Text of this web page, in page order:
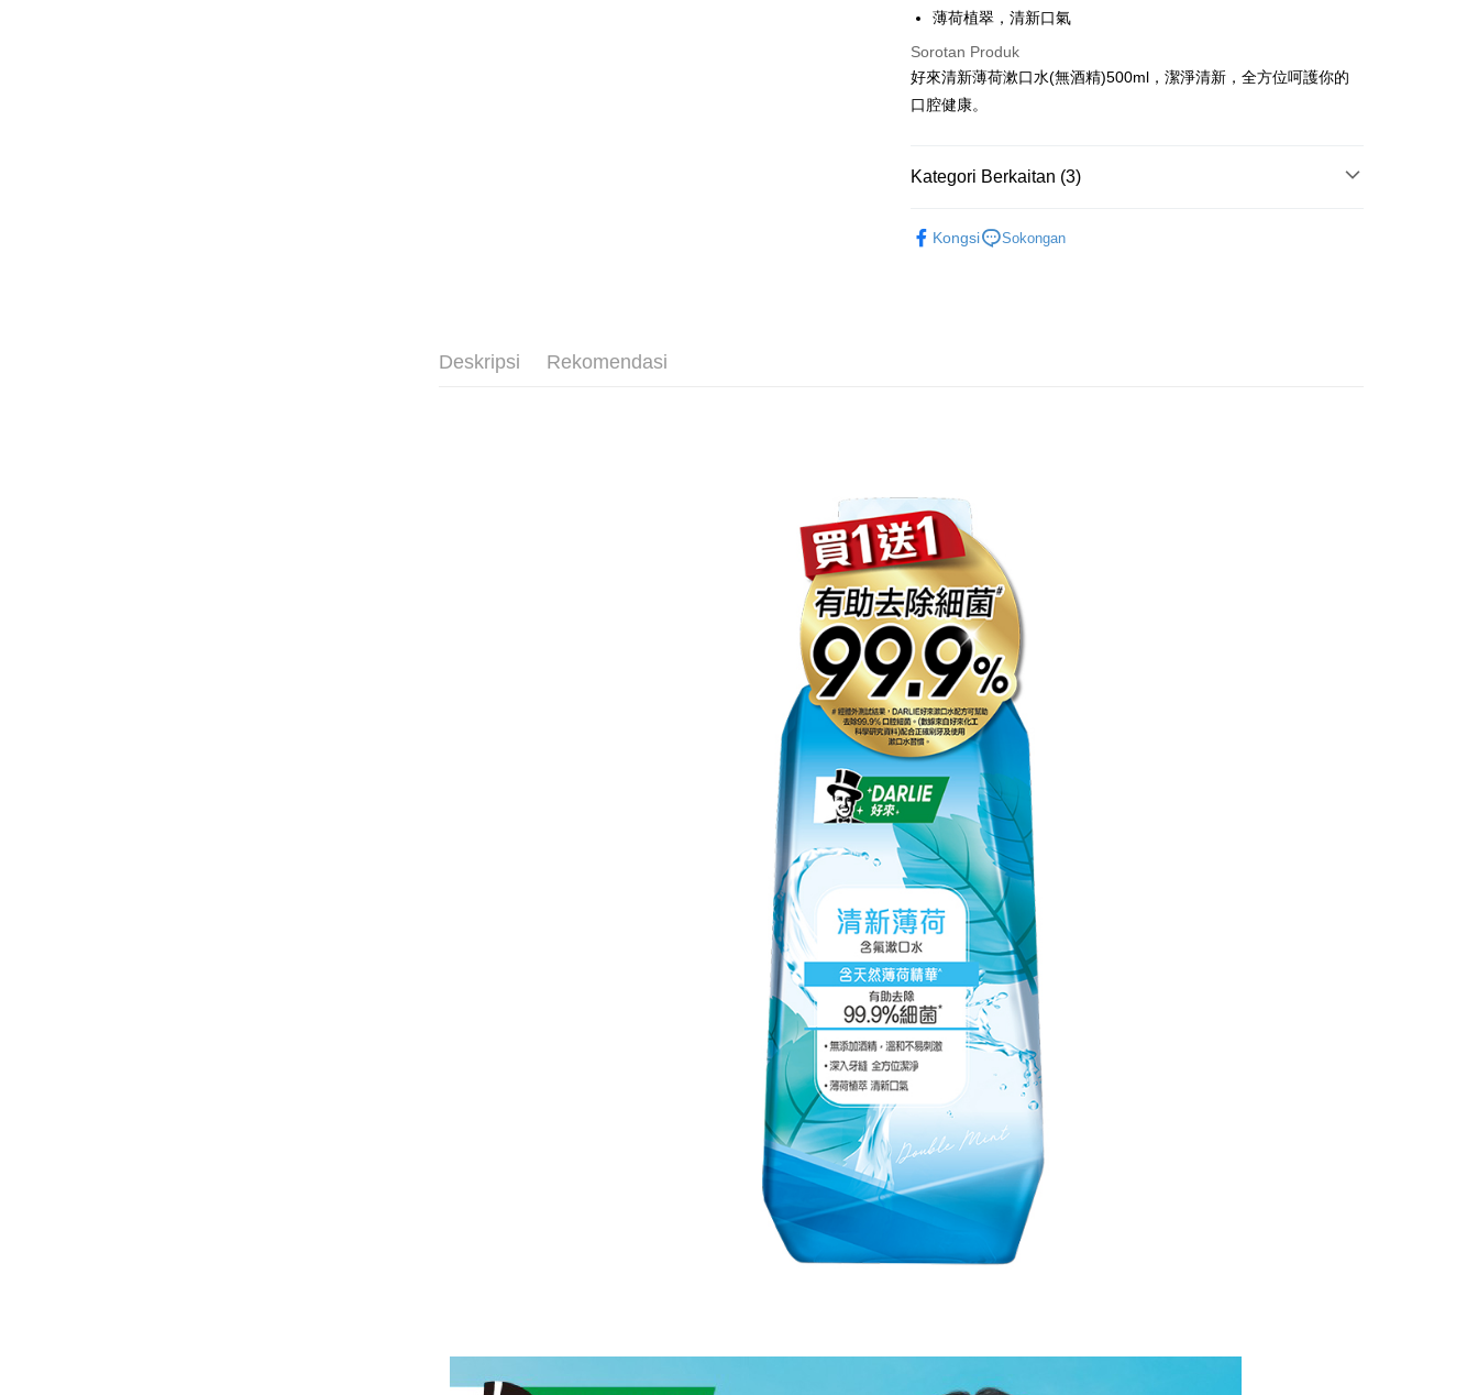
Google Pay
AFTEE
Deskripsi
Pertama, Mengenai Perkhidmatan AFTEE Beli Sekarang Bayar
2. Anda boleh meneruskan pembayaran selepas pengesahan SMS.
4. Setelah pesanan disahkan, anda akan menerima SMS pembayaran
Tempoh pembayaran dikira dari masa kedai meminta pembayaran anda,
ditambah dengan bilangan hari yang boleh dilanjutkan oleh AFTEE.
Anda boleh melanjutkan tempoh pembayaran anda sebelum anda
menerima pesanan. Walau bagaimanapun, tiada jaminan bahawa anda
boleh menerima pesanan anda semasa tempoh pembayaran (cth.:
produk prapesanan atau produk yang mungkin mengambil masa yang
lebih lama untuk dihantar). Oleh itu, anda dikehendaki membuat
pembayaran kepada AFTEE dalam tempoh sama ada anda menerima
pesanan.
Kedua, Sekatan Pembayaran
1. Jumlah yang diperakui untuk pengguna kali pertama boleh sehingga
NT$10,000. Amaun diperakui sebenar yang diluluskan akan
berdasarkan keputusan pensijilan dan semakan oleh AFTEE.
2. Amaun perbelanjaan minimum mestilah lebih besar daripada NT$20.
3. Pada masa ini hanya tersedia untuk ahli Taiwan.
Ketiga, Syarat Perkhidmatan
Perkhidmatan AFTEE Beli Sekarang Bayar Kemudian disediakan oleh
NP Taiwan, Inc. dan AFTEE akan membuat bil kepada pengguna. AFTEE
akan menggunakan data peribadi yang dikumpul (termasuk nama
pembeli, no. telefon, nama penerima, no. telefon, alamat penerima)
untuk penggunaan perkhidmatan. Sila rujuk kepada "Penyata
Pengumpulan Data Peribadi, Pemprosesan, Penggunaan"
(https://aftee.tw/privacypolicy/
Jumlah yang diperakui untuk pengguna kali pertama yang lulus
kelulusan boleh sehingga NT$10,000. Jika pengguna tidak membuat
pembayaran dalam tempoh tersebut, yuran pembayaran lewat sebanyak
20% setahun akan dikenakan. Pengguna bawah umur dikehendaki
mendapatkan kebenaran daripada ibu bapa atau penjaga yang sah
untuk menggunakan AFTEE.
Sila hubungi NP Taiwan Inc. di
mempunyai sebarang kebimbangan mengenai pemprosesan dan
penggunaan pada data peribadi. Jika anda tidak bersetuju dengan data
peribadi yang disenaraikan seperti di atas akan dikumpul dan
digunakan oleh AFTEE, sila jangan gunakan perkhidmatan ini.
Pilihan Penghantaran
全家取貨付款
付款後7-11取貨
NT$60/pesanan | Penghantaran percuma untuk pesanan
NT$599 atau lebih
宅配
NT$120/pesanan | Penghantaran percuma untuk pesanan
NT$899 atau lebih
薄荷植翠，清新口氣
Sorotan Produk
好來清新薄荷漱口水(無酒精)500ml，潔淨清新，全方位呵護你的
口腔健康。
Kategori Berkaitan (3)
Kongsi Sokongan
Deskripsi Rekomendasi